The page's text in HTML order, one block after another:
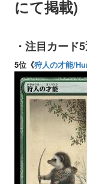
にて掲載)
・注目カード
5位《狩人の才能/